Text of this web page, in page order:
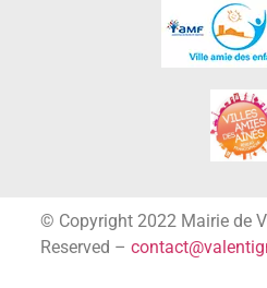
© Copyright 2022 Mairie de
Reserved –